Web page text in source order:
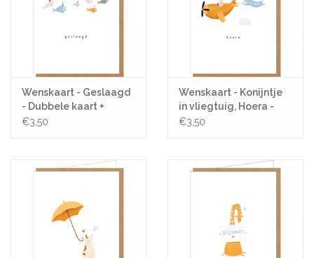
Wenskaart - Geslaagd
- Dubbele kaart +
Envelop
€3,50
Wenskaart - Konijntje
in vliegtuig, Hoera -
Dubbele kaart +
€3,50